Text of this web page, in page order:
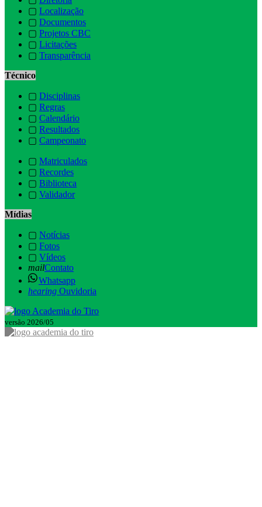
▢ Localização
▢ Documentos
▢ Projetos CBC
▢ Licitações
▢ Transparência
Técnico
▢ Disciplinas
▢ Regras
▢ Calendário
▢ Resultados
▢ Campeonato
▢ Matriculados
▢ Recordes
▢ Biblioteca
▢ Validador
Mídias
▢ Notícias
▢ Fotos
▢ Vídeos
mailContato
Whatsapp
hearing Ouvidoria
versão 2026/05